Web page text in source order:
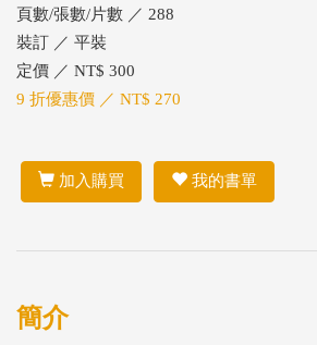
頁數/張數/片數 ／ 288
裝訂 ／ 平裝
定價 ／ NT$ 300
9 折優惠價 ／ NT$ 270
加入購買 我的書單
簡介